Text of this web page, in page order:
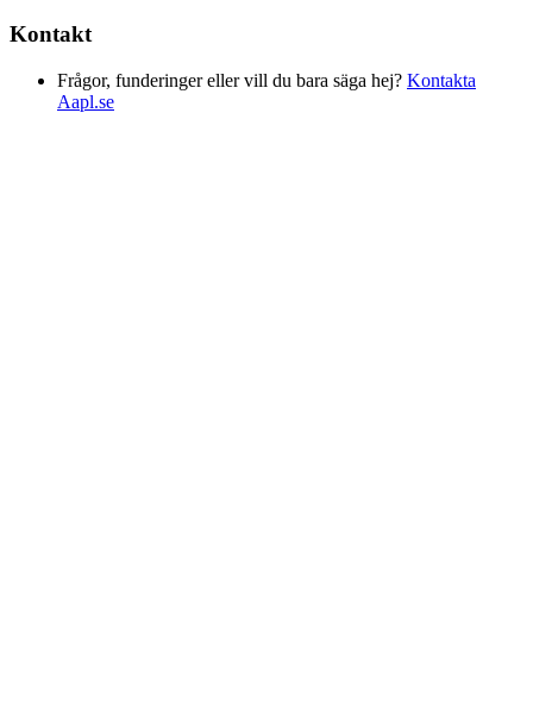
Kontakt
Frågor, funderinger eller vill du bara säga hej? Kontakta
Aapl.se